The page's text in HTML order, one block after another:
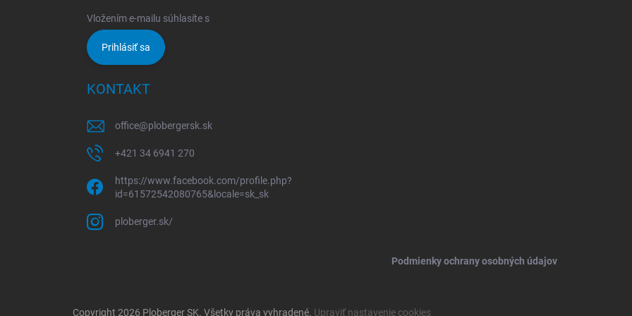
Vložením e-mailu súhlasíte s
Prihlásiť sa
KONTAKT
office@plobergersk.sk
+421 34 6941 270
https://www.facebook.com/profile.php?
id=61572542080765&locale=sk_sk
ploberger.sk/
Podmienky ochrany osobných údajov
Copyright 2026 Ploberger SK. Všetky práva vyhradené. Upraviť nastavenie cookies